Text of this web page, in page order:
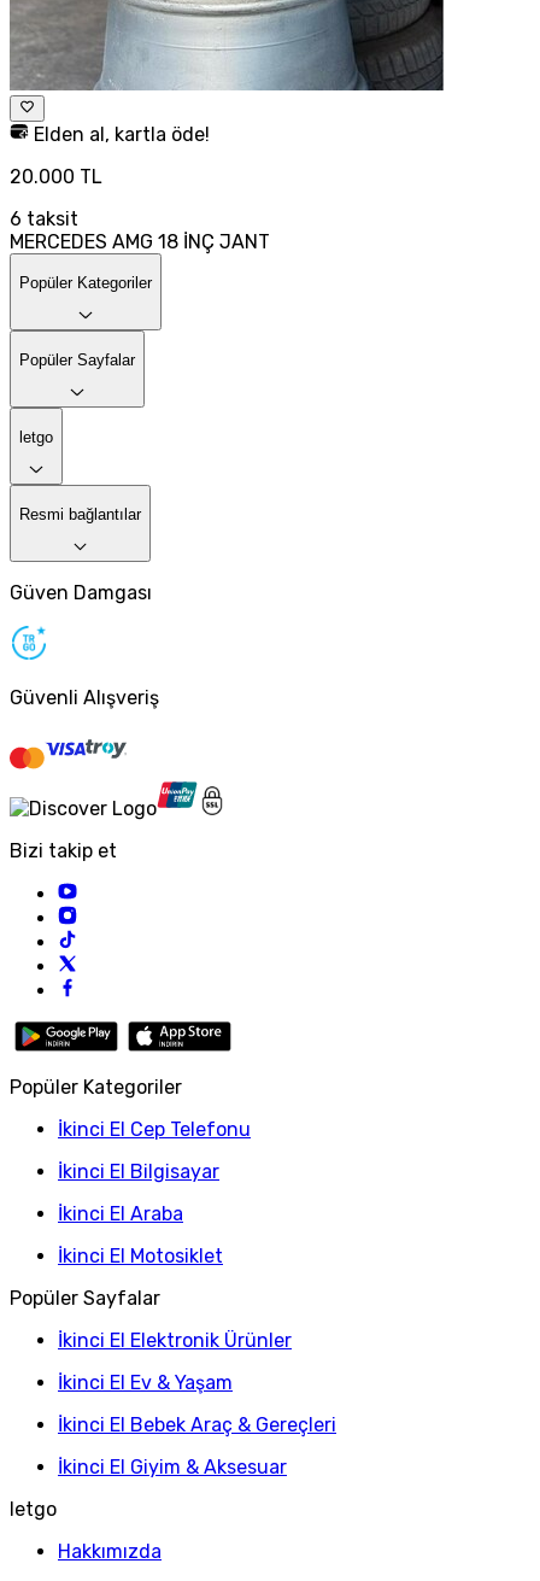
Elden al, kartla öde!
20.000 TL
6 taksit
MERCEDES AMG 18 İNÇ JANT
Popüler Kategoriler
Popüler Sayfalar
letgo
Resmi bağlantılar
Güven Damgası
Güvenli Alışveriş
Bizi takip et
Popüler Kategoriler
İkinci El Cep Telefonu
İkinci El Bilgisayar
İkinci El Araba
İkinci El Motosiklet
Popüler Sayfalar
İkinci El Elektronik Ürünler
İkinci El Ev & Yaşam
İkinci El Bebek Araç & Gereçleri
İkinci El Giyim & Aksesuar
letgo
Hakkımızda